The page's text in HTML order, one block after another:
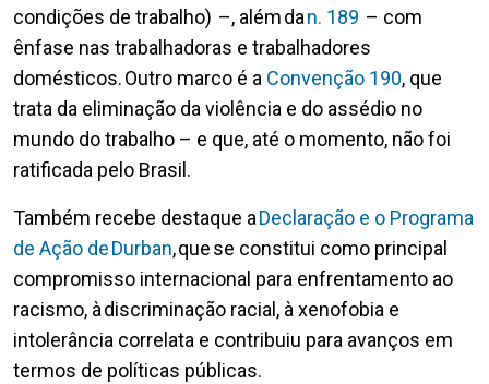
condições de trabalho) –, além dan. 189 – com
ênfase nas trabalhadoras e trabalhadores
domésticos. Outro marco é a Convenção 190, que
trata da eliminação da violência e do assédio no
mundo do trabalho – e que, até o momento, não foi
ratificada pelo Brasil.
Também recebe destaque aDeclaração e o Programa
de Ação de Durban, que se constitui como principal
compromisso internacional para enfrentamento ao
racismo, à discriminação racial, à xenofobia e
intolerância correlata e contribuiu para avanços em
termos de políticas públicas.